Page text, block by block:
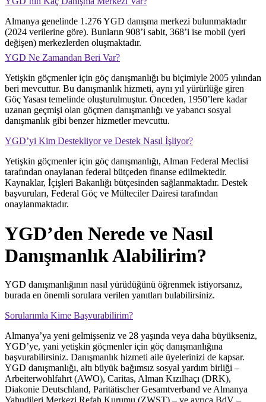
Almanya genelinde 1.276 YGD danışma merkezi bulunmaktadır
(2024 verilerine göre). Bunların 908’i sabit, 368’i ise mobil (yeri
değişen) merkezlerden oluşmaktadır.
YGD Ne Zamandan Beri Var?
Yetişkin göçmenler için göç danışmanlığı bu biçimiyle 2005 yılından
beri mevcuttur. Bu danışmanlık hizmeti, aynı yıl yürürlüğe giren
Göç Yasası temelinde oluşturulmuştur. Önceden, 1950’lere kadar
uzanan geçmişi olan göçmen danışmanlığı ve yabancı sosyal
danışmanlık gibi benzer hizmetler mevcuttu.
YGD’yi Kim Destekliyor ve Destek Nasıl İşliyor?
Yetişkin göçmenler için göç danışmanlığı, Alman Federal Meclisi
tarafından onaylanan federal bütçeden finanse edilmektedir.
Kaynaklar, İçişleri Bakanlığı bütçesinden sağlanmaktadır. Destek
başvuruları, Federal Göç ve Mülteciler Dairesi tarafından
onaylanmaktadır.
YGD’den Nerede ve Nasıl
Danışmanlık Alabilirim?
YGD danışmanlığının nasıl yürüdüğünü öğrenmek istiyorsanız,
burada en önemli sorulara verilen yanıtları bulabilirsiniz.
Sorularımla Kime Başvurabilirim?
Almanya’ya yeni gelmişseniz ve 28 yaşında veya daha büyükseniz,
YGD’ye, yani yetişkin göçmenler için göç danışmanlığına
başvurabilirsiniz. Danışmanlık hizmeti aile üyelerinizi de kapsar.
YGD danışmanlığı, altı büyük bağımsız sosyal yardım birliği –
Arbeiterwohlfahrt (AWO), Caritas, Alman Kızılhaçı (DRK),
Diakonie Deutschland, Paritätischer Gesamtverband ve Almanya